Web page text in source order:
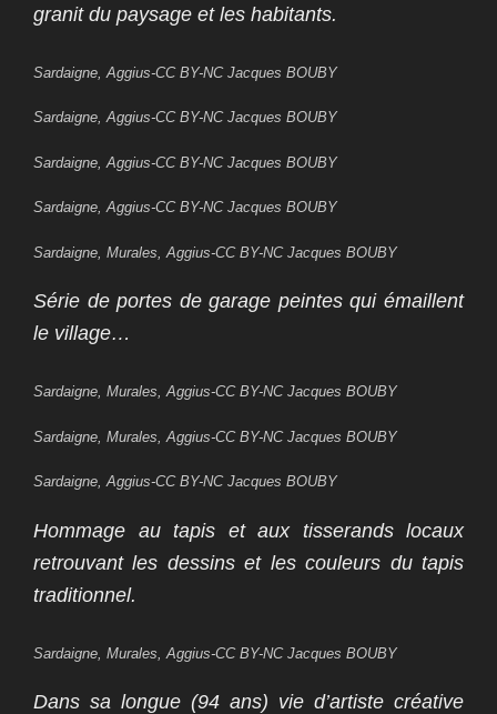
granit du paysage et les habitants.
Sardaigne, Aggius-CC BY-NC Jacques BOUBY
Sardaigne, Aggius-CC BY-NC Jacques BOUBY
Sardaigne, Aggius-CC BY-NC Jacques BOUBY
Sardaigne, Aggius-CC BY-NC Jacques BOUBY
Sardaigne, Murales, Aggius-CC BY-NC Jacques BOUBY
Série de portes de garage peintes qui émaillent
le village…
Sardaigne, Murales, Aggius-CC BY-NC Jacques BOUBY
Sardaigne, Murales, Aggius-CC BY-NC Jacques BOUBY
Sardaigne, Aggius-CC BY-NC Jacques BOUBY
Hommage au tapis et aux tisserands locaux
retrouvant les dessins et les couleurs du tapis
traditionnel.
Sardaigne, Murales, Aggius-CC BY-NC Jacques BOUBY
Dans sa longue (94 ans) vie d’artiste créative